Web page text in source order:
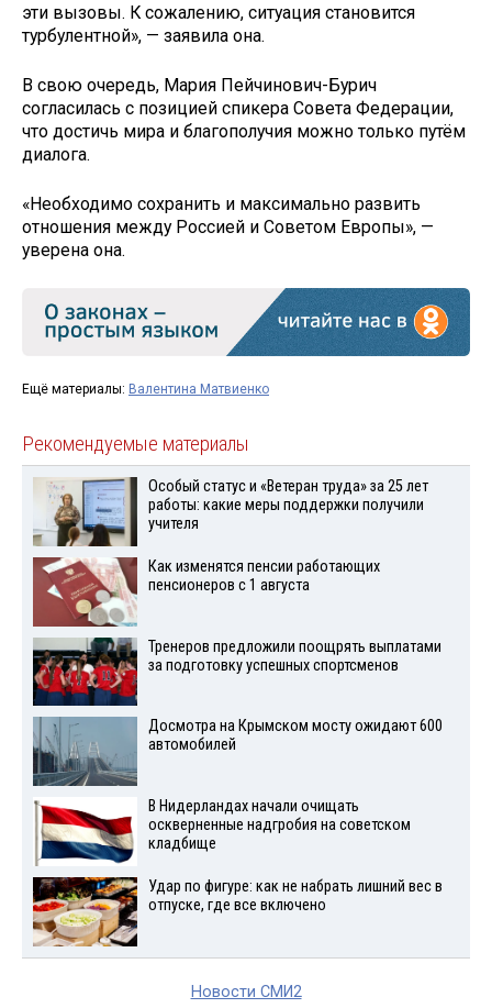
эти вызовы. К сожалению, ситуация становится
турбулентной», — заявила она.
В свою очередь, Мария Пейчинович-Бурич
согласилась с позицией спикера Совета Федерации,
что достичь мира и благополучия можно только путём
диалога.
«Необходимо сохранить и максимально развить
отношения между Россией и Советом Европы», —
уверена она.
Ещё материалы: Валентина Матвиенко
Рекомендуемые материалы
Особый статус и «Ветеран труда» за 25 лет
работы: какие меры поддержки получили
учителя
Как изменятся пенсии работающих
пенсионеров с 1 августа
Тренеров предложили поощрять выплатами
за подготовку успешных спортсменов
Досмотра на Крымском мосту ожидают 600
автомобилей
В Нидерландах начали очищать
оскверненные надгробия на советском
кладбище
Удар по фигуре: как не набрать лишний вес в
отпуске, где все включено
Новости СМИ2